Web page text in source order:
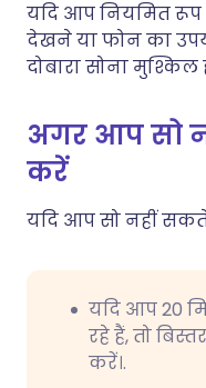
यदि आप नियमित रूप
देखने या फोन का
दोबारा सोना मुश्किल
अगर आप सो
करें
यदि आप सो नहीं सकते
यदि आप 20
रहे हैं, तो
करें।.